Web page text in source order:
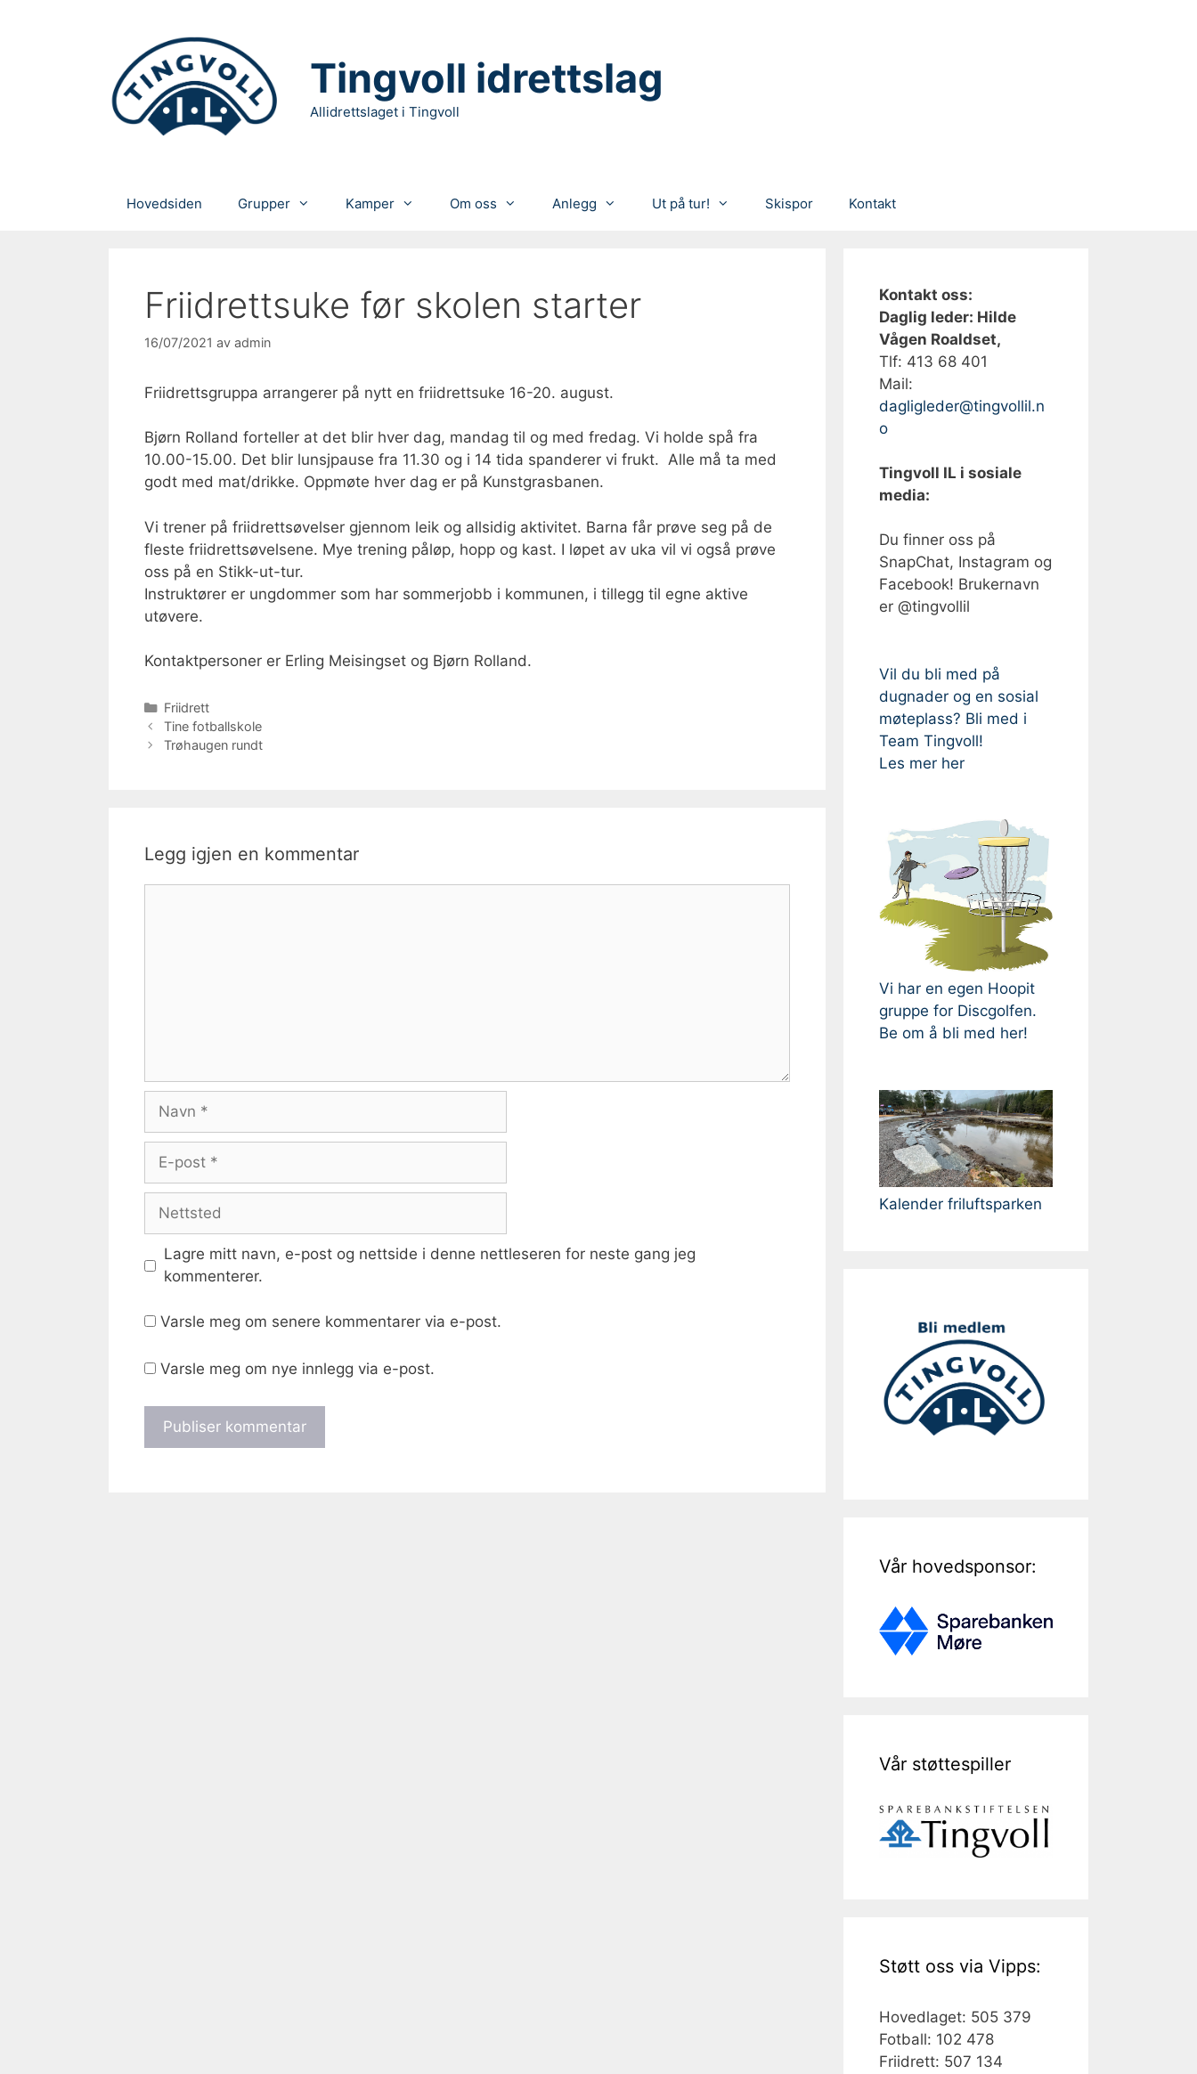
Tingvoll idrettslag
Allidrettslaget i Tingvoll
Hovedsiden Grupper Kamper Om oss Anlegg Ut på tur! Skispor Kontakt
Friidrettsuke før skolen starter
16/07/2021 av admin
Friidrettsgruppa arrangerer på nytt en friidrettsuke 16-20. august.
Bjørn Rolland forteller at det blir hver dag, mandag til og med fredag. Vi holde spå fra
10.00-15.00. Det blir lunsjpause fra 11.30 og i 14 tida spanderer vi frukt. Alle må ta med
godt med mat/drikke. Oppmøte hver dag er på Kunstgrasbanen.
Vi trener på friidrettsøvelser gjennom leik og allsidig aktivitet. Barna får prøve seg på de
fleste friidrettsøvelsene. Mye trening påløp, hopp og kast. I løpet av uka vil vi også prøve
oss på en Stikk-ut-tur.
Instruktører er ungdommer som har sommerjobb i kommunen, i tillegg til egne aktive
utøvere.
Kontaktpersoner er Erling Meisingset og Bjørn Rolland.
Kategorier
Friidrett
Tine fotballskole
Trøhaugen rundt
Legg igjen en kommentar
Navn
Nettsted
Lagre mitt navn, e-post og nettside i denne nettleseren for neste gang jeg
kommenterer.
Varsle meg om senere kommentarer via e-post.
Varsle meg om nye innlegg via e-post.
Kontakt oss:
Daglig leder: Hilde
Vågen Roaldset,
Tlf: 413 68 401‬
Mail:
dagligleder@tingvollil.n
o
Tingvoll IL i sosiale
media:
Du finner oss på
SnapChat, Instagram og
Facebook! Brukernavn
er @tingvollil
Vil du bli med på
dugnader og en sosial
møteplass? Bli med i
Team Tingvoll!
Les mer her
Vi har en egen Hoopit
gruppe for Discgolfen.
Be om å bli med her!
Kalender friluftsparken
Vår hovedsponsor:
Vår støttespiller
Støtt oss via Vipps:
Hovedlaget: 505 379
Fotball: 102 478
Friidrett: 507 134